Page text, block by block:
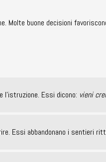
Molte buone decisioni
l’istruzione. Essi dicono: vieni
Essi abbandonano i sentieri